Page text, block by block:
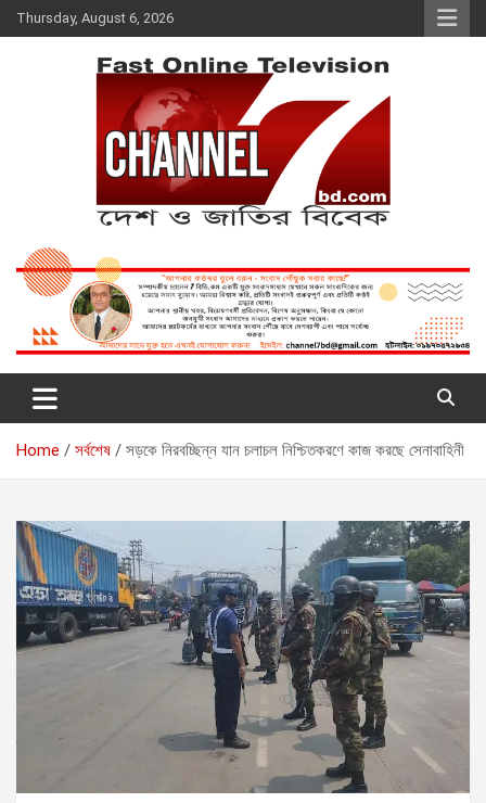
Skip
to
Thursday, August 6, 2026
Fast Online Television –
CHANNEL7BD.COM
Home সর্বশেষ সড়কে নিরবচ্ছিন্ন যান চলাচল নিশ্চিতকরণে কাজ করছে সেনাবাহিনী